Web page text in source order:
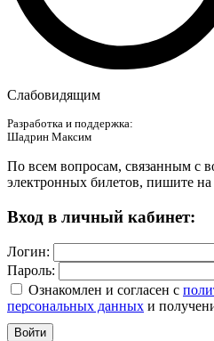
Слабовидящим
Разработка и поддержка:
Шадрин Максим
По всем вопросам, связанным с
электронных билетов, пишите на
Вход в личный кабинет:
Логин:
Пароль:
Ознакомлен и согласен c
персональных данных и
Войти